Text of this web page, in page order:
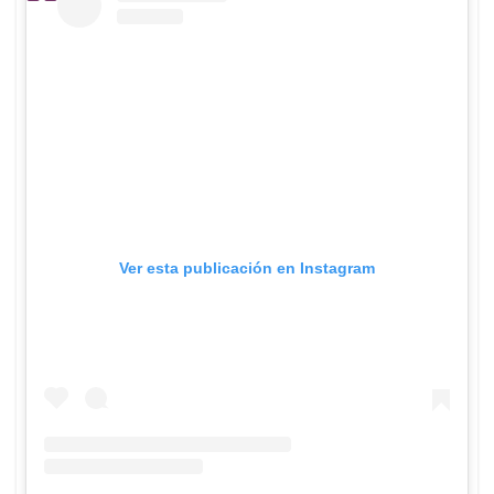
Ver esta publicación en Instagram